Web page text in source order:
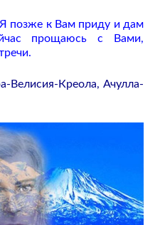
позже к Вам приду и дам
прощаюсь с Вами,
Велисия-Креола, Ачулла-